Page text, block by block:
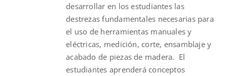
desarrollar en los estudiantes las
destrezas fundamentales necesarias para
el uso de herramientas manuales y
eléctricas, medición, corte, ensamblaje y
acabado de piezas de madera. El
estudiantes aprenderá conceptos